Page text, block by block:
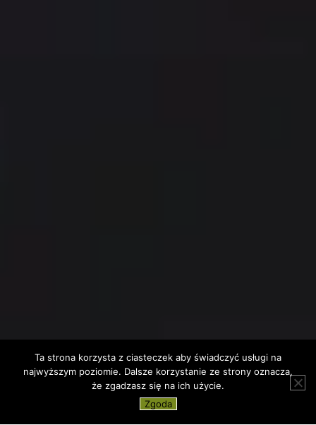
Ta strona korzysta z ciasteczek aby świadczyć usługi na
najwyższym poziomie. Dalsze korzystanie ze strony oznacza,
że zgadzasz się na ich użycie.
Zgoda